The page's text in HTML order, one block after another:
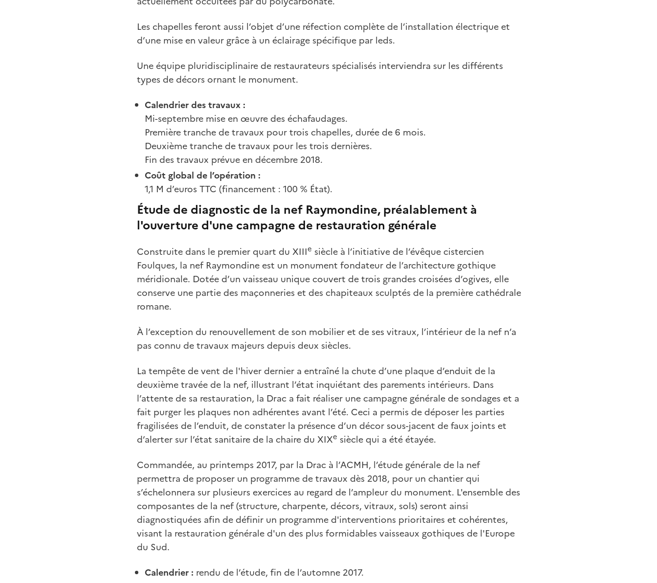
Les chapelles feront aussi l’objet d’une réfection complète de l’installation électrique et
d’une mise en valeur grâce à un éclairage spécifique par leds.
Une équipe pluridisciplinaire de restaurateurs spécialisés interviendra sur les différents
types de décors ornant le monument.
Calendrierdes travaux :
Mi-septembre mise en œuvre des échafaudages.
Première tranche de travaux pour trois chapelles, durée de 6 mois.
Deuxième tranche de travaux pour les trois dernières.
Fin des travaux prévue en décembre 2018.
Coût global de l’opération :
1,1 M d’euros TTC (financement : 100 % État).
Étude de diagnostic de la nef Raymondine, préalablement à
l'ouverture d'une campagne de restauration générale
Construite dans le premier quart du XIIIe siècle à l’initiative de l’évêque cistercien
Foulques, la nef Raymondine est un monument fondateur de l’architecture gothique
méridionale. Dotée d’un vaisseau unique couvert de trois grandes croisées d’ogives, elle
conserve une partie des maçonneries et des chapiteaux sculptés de la première cathédrale
romane.
À l’exception du renouvellement de son mobilier et de ses vitraux, l’intérieur de la nef n’a
pas connu de travaux majeurs depuis deux siècles.
La tempête de vent de l'hiver dernier a entraîné la chute d’une plaque d’enduit de la
deuxième travée de la nef, illustrant l’état inquiétant des parements intérieurs. Dans
l’attente de sa restauration, la Drac a fait réaliser une campagne générale de sondages et a
fait purger les plaques non adhérentes avant l’été. Ceci a permis de déposer les parties
fragilisées de l’enduit, de constater la présence d’un décor sous-jacent de faux joints et
d’alerter sur l’état sanitaire de la chaire du XIXe siècle qui a été étayée.
Commandée, au printemps 2017, par la Drac à l’ACMH, l’étude générale de la nef
permettra de proposer un programme de travaux dès 2018, pour un chantier qui
s’échelonnera sur plusieurs exercices au regard de l’ampleur du monument. L'ensemble des
composantes de la nef (structure, charpente, décors, vitraux, sols) seront ainsi
diagnostiquées afin de définir un programme d'interventions prioritaires et cohérentes,
visant la restauration générale d'un des plus formidables vaisseaux gothiques de l'Europe
du Sud.
Calendrier : rendu de l’étude, fin de l’automne 2017.